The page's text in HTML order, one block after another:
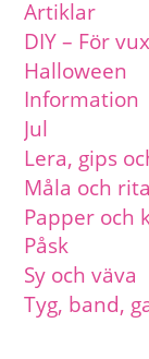
Artiklar
DIY – För
Halloween
Information
Jul
Lera, gips
Måla och rita
Papper och
Påsk
Sy och väva
Tyg, band,